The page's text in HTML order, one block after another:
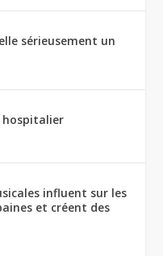
sérieusement un
hospitalier
influent sur les
et créent des